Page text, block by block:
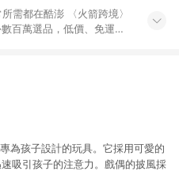
需都在酷澎 〈火箭跨境〉
百萬選品，低價、免運，
、火箭跨境優質選品不限金
為孩子設計的玩具。它採用可愛的
吸引孩子的注意力。戲偶的披風採